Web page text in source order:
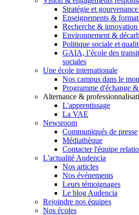
Stratégie et
Enseignements &
Recherche &
Environnement &
Politique sociale et
GAIA, l’école des
sociales
Une école internationale
Nos campus dans le
Programme d'échange
Alternance &
L'apprentissage
La VAE
Newsroom
Communiqués de presse
Médiathèque
Contacter l'équipe
L'actualité Audencia
Nos articles
Nos événements
Leurs témoignages
Le blog Audencia
Rejoindre nos équipes
Nos écoles